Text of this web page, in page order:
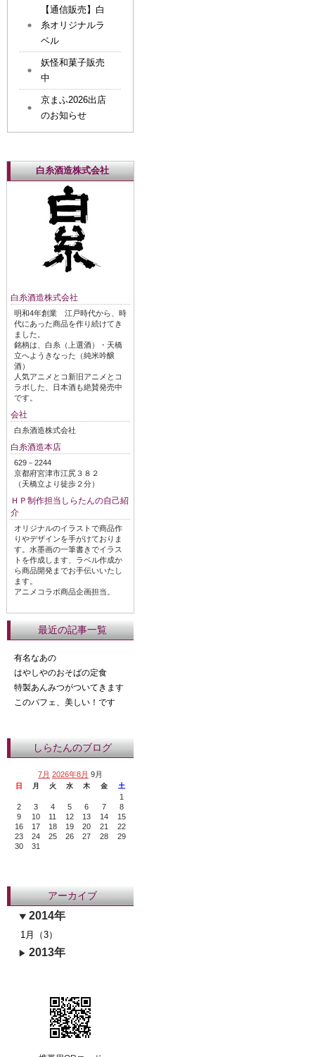
【通信販売】白
糸オリジナルラ
ベル
妖怪和菓子販売
中
京まふ2026出店
のお知らせ
白糸酒造株式会社
白糸酒造株式会社
明和4年創業 江戸時代から、時
代にあった商品を作り続けてき
ました。
銘柄は、白糸（上選酒）・天橋
立へようきなった（純米吟醸
酒）
人気アニメとコ新旧アニメとコ
ラボした、日本酒も絶賛発売中
です。
会社
白糸酒造株式会社
白糸酒造本店
629－2244
京都府宮津市江尻３８２
（天橋立より徒歩２分）
ＨＰ制作担当しらたんの自己紹
介
オリジナルのイラストで商品作
りやデザインを手がけておりま
す。水墨画の一筆書きでイラス
トを作成します、ラベル作成か
ら商品開発までお手伝いいたし
ます。
アニメコラボ商品企画担当。
最近の記事一覧
有名なあの
はやしやのおそばの定食
特製あんみつがついてきます
このパフェ、美しい！です
しらたんのブログ
7月 2026年8月 9月
日 月 火 水 木 金 土
1
2
3 4 5 6 7
8
9
10 11 12 13 14
15
16
17 18 19 20 21
22
23
24 25 26 27 28
29
30
31
アーカイブ
2014年
1月（3）
2013年